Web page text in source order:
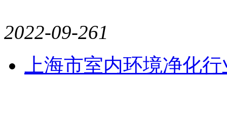
2022-09-261
上海市室内环境净化